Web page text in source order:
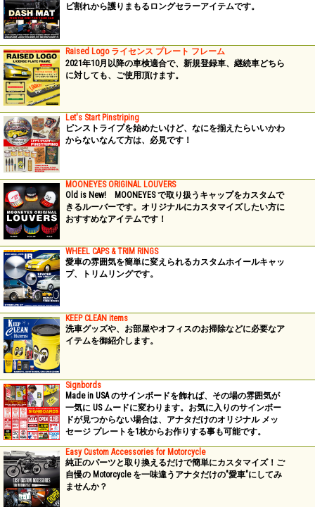
ビ割れから護りまもるロングセラーアイテムです。
Raised Logo ライセンス プレート フレーム
2021年10月以降の車検適合で、新規登録車、継続車どちら
に対しても、ご使用頂けます。
Let's Start Pinstriping
ピンストライプを始めたいけど、なにを揃えたらいいかわ
からないなんて方は、必見です！
MOONEYES ORIGINAL LOUVERS
Old is New! MOONEYES で取り扱うキャップをカスタムで
きるルーバーです。オリジナルにカスタマイズしたい方に
おすすめなアイテムです！
WHEEL CAPS & TRIM RINGS
愛車の雰囲気を簡単に変えられるカスタムホイールキャッ
プ、トリムリングです。
KEEP CLEAN items
洗車グッズや、お部屋やオフィスのお掃除などに必要なア
イテムを御紹介します。
Signbords
Made in USA のサインボードを飾れば、その場の雰囲気が
一気に US ムードに変わります。お気に入りのサインボー
ドが見つからない場合は、アナタだけのオリジナル メッ
セージ プレートを1枚からお作りする事も可能です。
Easy Custom Accessories for Motorcycle
純正のパーツと取り換えるだけで簡単にカスタマイズ！ご
自慢の Motorcycle を一味違うアナタだけの"愛車"にしてみ
ませんか？